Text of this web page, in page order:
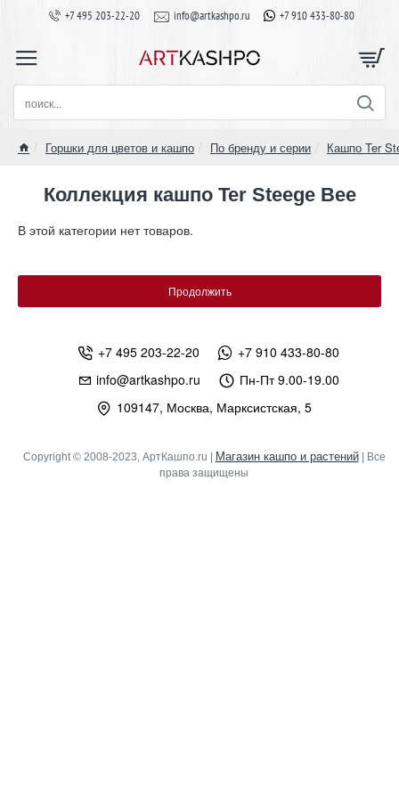
+7 495 203-22-20 info@artkashpo.ru +7 910 433-80-80
поиск...
Горшки для цветов и кашпо По бренду и серии Кашпо Ter
Коллекция кашпо Ter Steege Bee
В этой категории нет товаров.
Продолжить
+7 495 203-22-20
+7 910 433-80-80
info@artkashpo.ru
Пн-Пт 9.00-19.00
109147, Москва, Марксистская, 5
Copyright © 2008-2023, АртКашпо.ru | Магазин кашпо и растений| Все
права защищены